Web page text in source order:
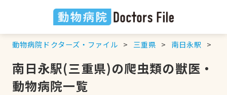
動物病院ドクターズ・ファイル 三重県 南日永駅
南日永駅(三重県)の爬虫類の獣医・
動物病院一覧